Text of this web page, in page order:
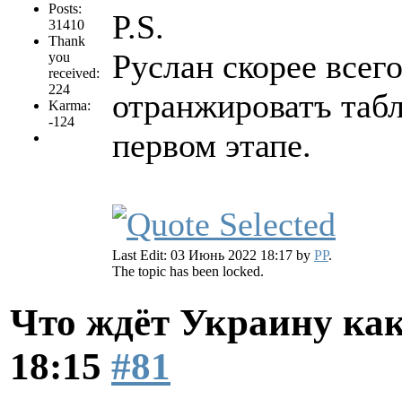
Posts:
31410
Thank
you
received:
224
Karma:
-124
P.S.
Руслан скорее
отранжироватъ
первом этапе.
Last Edit: 03 Июнь 2022 18:17 by PP.
The topic has been locked.
Что ждёт Украину
18:15 #81